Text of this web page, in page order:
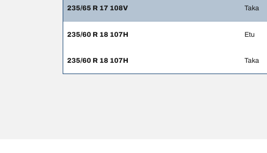
235/65 R 17 108V Taka
235/60 R 18 107H Etu
235/60 R 18 107H Taka